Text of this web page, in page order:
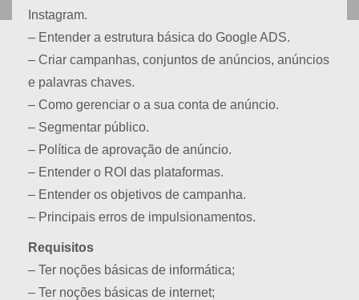
Instagram.
– Entender a estrutura básica do Google ADS.
– Criar campanhas, conjuntos de anúncios, anúncios
e palavras chaves.
– Como gerenciar o a sua conta de anúncio.
– Segmentar público.
– Política de aprovação de anúncio.
– Entender o ROI das plataformas.
– Entender os objetivos de campanha.
– Principais erros de impulsionamentos.
Requisitos
– Ter noções básicas de informática;
– Ter noções básicas de internet;